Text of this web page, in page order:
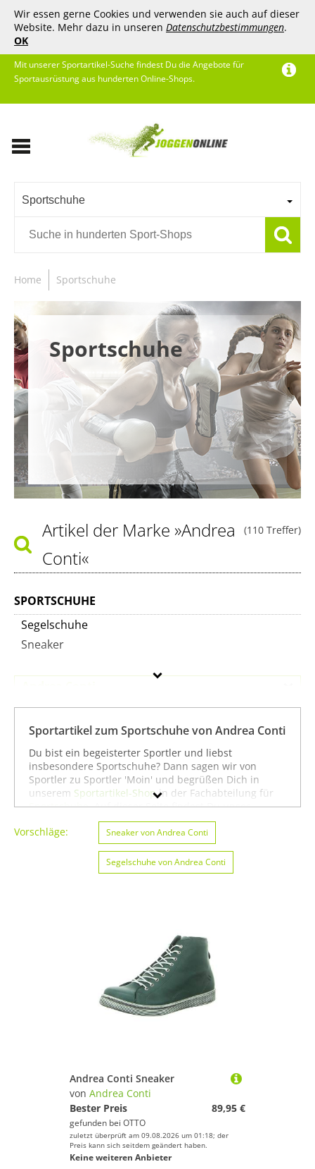
Wir essen gerne Cookies und verwenden sie auch auf dieser
Website. Mehr dazu in unseren Datenschutzbestimmungen.
OK
Mit unserer Sportartikel-Suche findest Du die Angebote für
Sportausrüstung aus hunderten Online-Shops.
Sportschuhe
Home Sportschuhe
Sportschuhe
(110 Treffer)
Artikel der Marke »Andrea
Conti«
SPORTSCHUHE
Segelschuhe
Sneaker
Preis
% Sale
Farbe
Sportartikel zum Sportschuhe von Andrea Conti
Du bist ein begeisterter Sportler und liebst
insbesondere Sportschuhe? Dann sagen wir von
Sportler zu Sportler 'Moin' und begrüßen Dich in
unserem Sportartikel-Shopin der Fachabteilung für
Sportschuhe. Auf dieser Seite findest Du unser
gesamtes Sortiment der Marke Andrea Conti speziell
für die Sportart Sportschuhe. Du kannst die Auswahl
weiter einschränken, zum Beispiel aufBootssport von
oderSportschuhe von Andrea Conti
Wenn Du dagegen nicht gezielt für die Sportart
Vorschläge: Sneaker von Andrea Conti
Segelschuhe von Andrea Conti
Andrea Conti Sneaker
von Andrea Conti
Bester Preis
89,95 €
gefunden bei OTTO
zuletzt überprüft am 09.08.2026 um 01:18; der
Preis kann sich seitdem geändert haben.
Keine weiteren Anbieter